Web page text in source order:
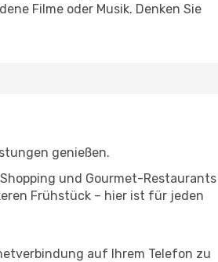
Filme oder Musik. Denken Sie
genießen.
und Gourmet-Restaurants
Frühstück – hier ist für jeden
auf Ihrem Telefon zu